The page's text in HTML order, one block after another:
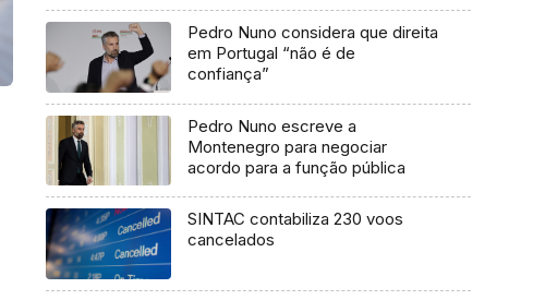
Pedro Nuno considera que direita
em Portugal “não é de
confiança”
Pedro Nuno escreve a
Montenegro para negociar
acordo para a função pública
SINTAC contabiliza 230 voos
cancelados